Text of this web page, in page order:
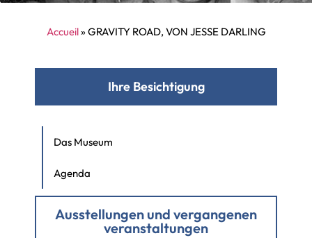
Accueil»GRAVITY ROAD, VON JESSE DARLING
Ihre Besichtigung
Das Museum
Agenda
Ausstellungen und vergangenen
veranstaltungen